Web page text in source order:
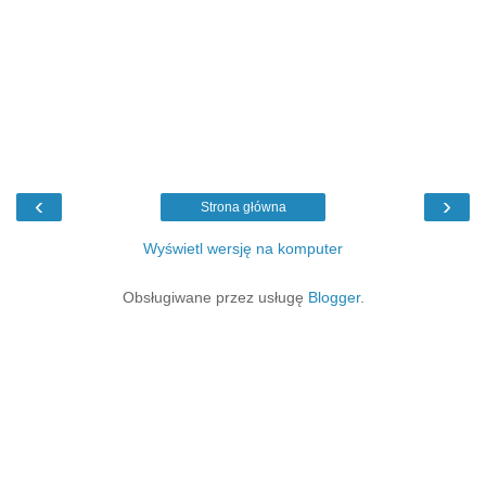
‹ ›
Strona główna
Wyświetl wersję na komputer
Obsługiwane przez usługę Blogger.